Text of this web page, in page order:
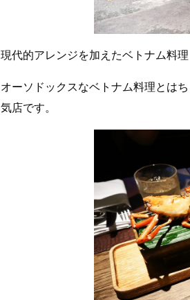
現代的アレンジを加えたベトナム料
オーソドックスなベトナム料理とは
気店です。